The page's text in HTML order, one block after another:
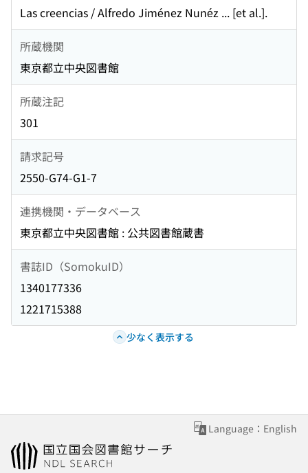
Las creencias / Alfredo Jiménez Nunéz ... [et al.].
所蔵機関
東京都立中央図書館
所蔵注記
301
請求記号
2550-G74-G1-7
連携機関・データベース
東京都立中央図書館 : 公共図書館蔵書
書誌ID（SomokuID）
1340177336
1221715388
少なく表示する
Language：English